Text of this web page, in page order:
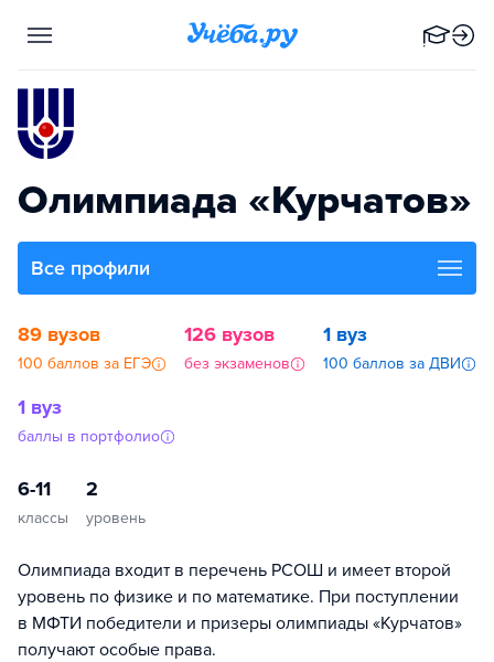
Олимпиада «Курчатов»
Все профили
89 вузов
100 баллов за ЕГЭ
126 вузов
без экзаменов
1 вуз
100 баллов за ДВИ
1 вуз
баллы в портфолио
6-11
классы
2
уровень
Олимпиада входит в перечень РСОШ и имеет второй
уровень по физике и по математике. При поступлении
в МФТИ победители и призеры олимпиады «Курчатов»
получают особые права.